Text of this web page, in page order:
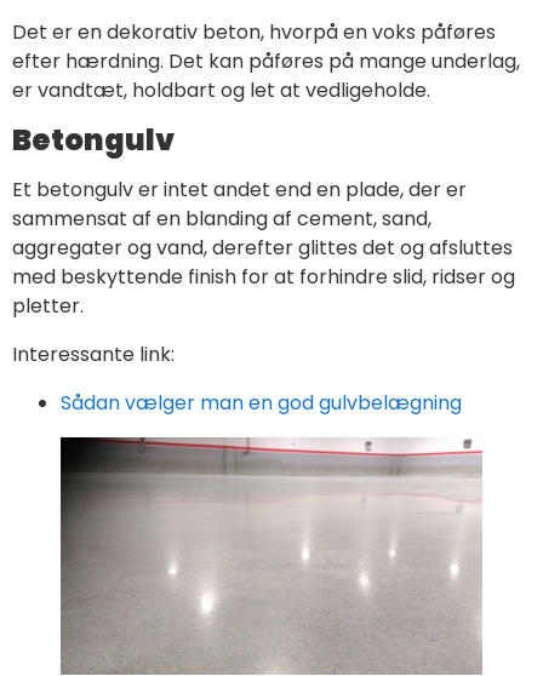
Det er en dekorativ beton, hvorpå en voks påføres
efter hærdning. Det kan påføres på mange underlag,
er vandtæt, holdbart og let at vedligeholde.
Betongulv
Et betongulv er intet andet end en plade, der er
sammensat af en blanding af cement, sand,
aggregater og vand, derefter glittes det og afsluttes
med beskyttende finish for at forhindre slid, ridser og
pletter.
Interessante link:
Sådan vælger man en god gulvbelægning